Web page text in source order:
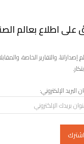
المغربي يتعزز
للتجارة في الصين،
عدد الأجراء
وزير الإدماج
والأُجَراء المغاربة
على اطلاع بعالم
إصداراتنا، والتقارير الخاصة،
البريد الإلكتروني: